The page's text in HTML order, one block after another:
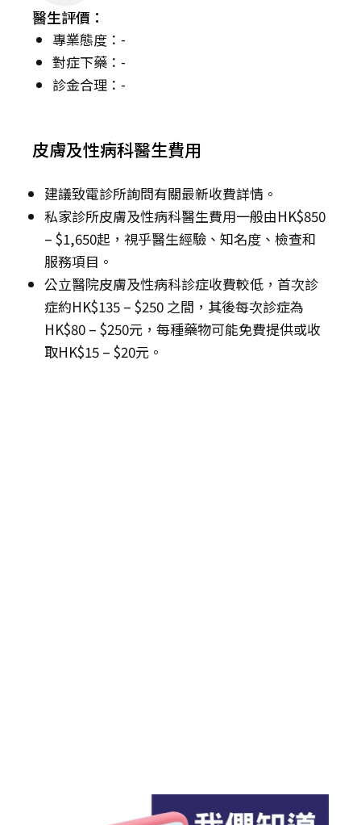
醫生評價：
專業態度：-
對症下藥：-
診金合理：-
皮膚及性病科醫生費用
建議致電診所詢問有關最新收費詳情。
私家診所皮膚及性病科醫生費用一般由HK$850
– $1,650起，視乎醫生經驗、知名度、檢查和
服務項目。
公立醫院皮膚及性病科診症收費較低，首次診
症約HK$135 – $250 之間，其後每次診症為
HK$80 – $250元，每種藥物可能免費提供或收
取HK$15 – $20元。